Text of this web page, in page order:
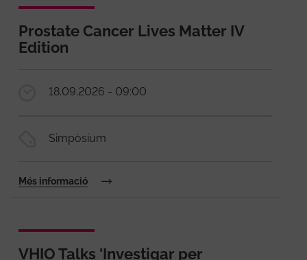
Prostate Cancer Lives Matter IV
Edition
18.09.2026 - 09:00
Simpòsium
Més informació
VHIO Talks 'Investigar per